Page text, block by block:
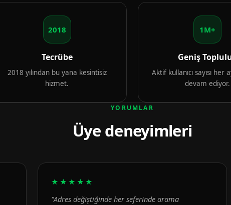
2018
Tecrübe
2018 yılından bu yana kesintisiz
hizmet.
1M+
Geniş
Aktif kullanıcı sayısı her
devam ediyor.
YORUMLAR
Üye deneyimleri
★★★★★
"Adres değiştiğinde her seferinde arama